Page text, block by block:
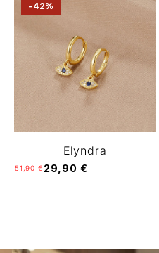
-42%
Elyndra
51,90 €29,90 €